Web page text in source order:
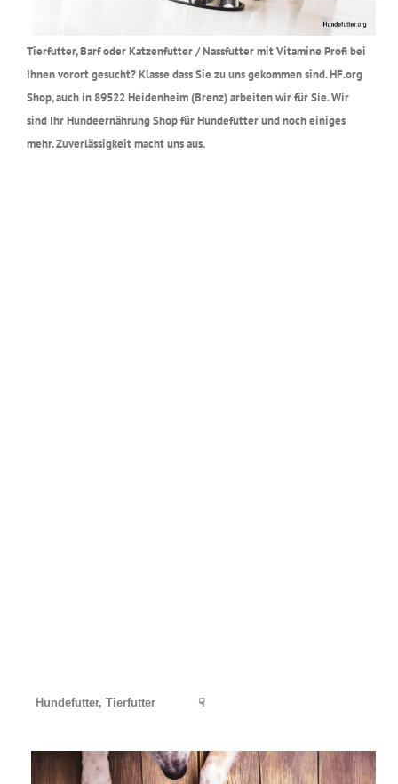
Tierfutter, Barf oder Katzenfutter / Nassfutter mit Vitamine Profi bei
Ihnen vorort gesucht? Klasse dass Sie zu uns gekommen sind. HF.org
Shop, auch in 89522 Heidenheim (Brenz) arbeiten wir für Sie. Wir
sind Ihr Hundeernährung Shop für Hundefutter und noch einiges
mehr. Zuverlässigkeit macht uns aus.
Hundefutter, Tierfutter ☟